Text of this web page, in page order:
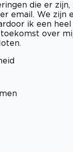
die er zijn,
email. We zijn
ik een
toekomst over